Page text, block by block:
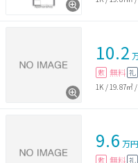
10.2
敷 無料 礼
1K / 19.87㎡ /
9.6 万円
敷 無料 礼